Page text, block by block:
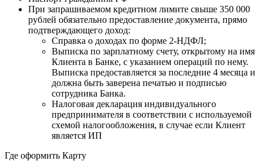
При запрашиваемом кредитном лимите свыше 350 000
рублей обязательно предоставление документа, прямо
подтверждающего доход:
Справка о доходах по форме 2-НДФЛ;
Выписка по зарплатному счету, открытому на имя
Клиента в Банке, с указанием операций по нему.
Выписка предоставляется за последние 4 месяца и
должна быть заверена печатью и подписью
сотрудника Банка.
Налоговая декларация индивидуального
предпринимателя в соответствии с используемой
схемой налогообложения, в случае если Клиент
является ИП
Где оформить Карту